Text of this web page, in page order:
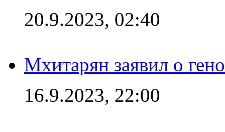
20.9.2023, 02:40
Мхитарян заявил о
16.9.2023, 22:00